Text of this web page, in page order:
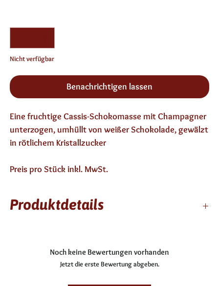
Nicht verfügbar
Benachrichtigen lassen
Eine fruchtige Cassis-Schokomasse mit Champagner
unterzogen, umhüllt von weißer Schokolade, gewälzt
in rötlichem Kristallzucker
Preis pro Stück inkl. MwSt.
Produktdetails
Zutaten: Obers, Dotter pasteurisiert, Butter, weiße
Kuvertüre, Champagner, Cassimark, Creme de Cassis
Noch keine Bewertungen vorhanden
Jetzt die erste Bewertung abgeben.